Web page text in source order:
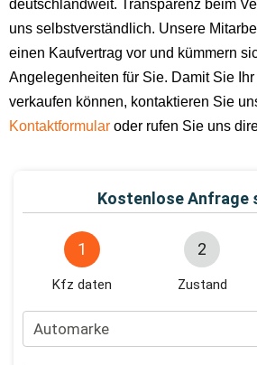
deutschlandweit. Transparenz beim
uns selbstverständlich. Unsere
einen Kaufvertrag vor und kümmern
Angelegenheiten für Sie. Damit Sie
verkaufen können, kontaktieren Sie
Kontaktformular oder rufen Sie uns